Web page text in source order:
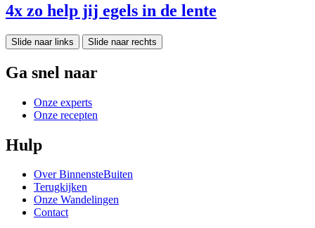
4x zo help jij egels in de lente
Slide naar links Slide naar rechts
Ga snel naar
Onze experts
Onze recepten
Hulp
Over BinnensteBuiten
Terugkijken
Onze Wandelingen
Contact